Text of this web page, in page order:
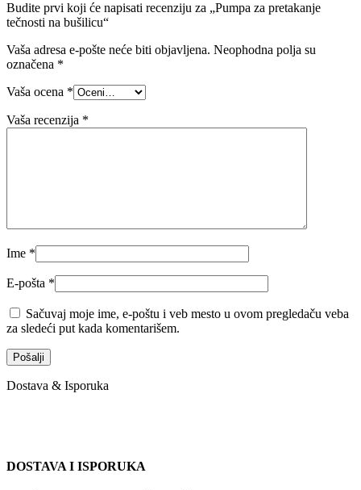
Budite prvi koji će napisati recenziju za „Pumpa za pretakanje
tečnosti na bušilicu“
Vaša adresa e-pošte neće biti objavljena. Neophodna polja su
označena *
Vaša ocena *
Vaša recenzija *
Ime *
E-pošta *
Sačuvaj moje ime, e-poštu i veb mesto u ovom pregledaču veba
za sledeći put kada komentarišem.
Dostava & Isporuka
DOSTAVA I ISPORUKA